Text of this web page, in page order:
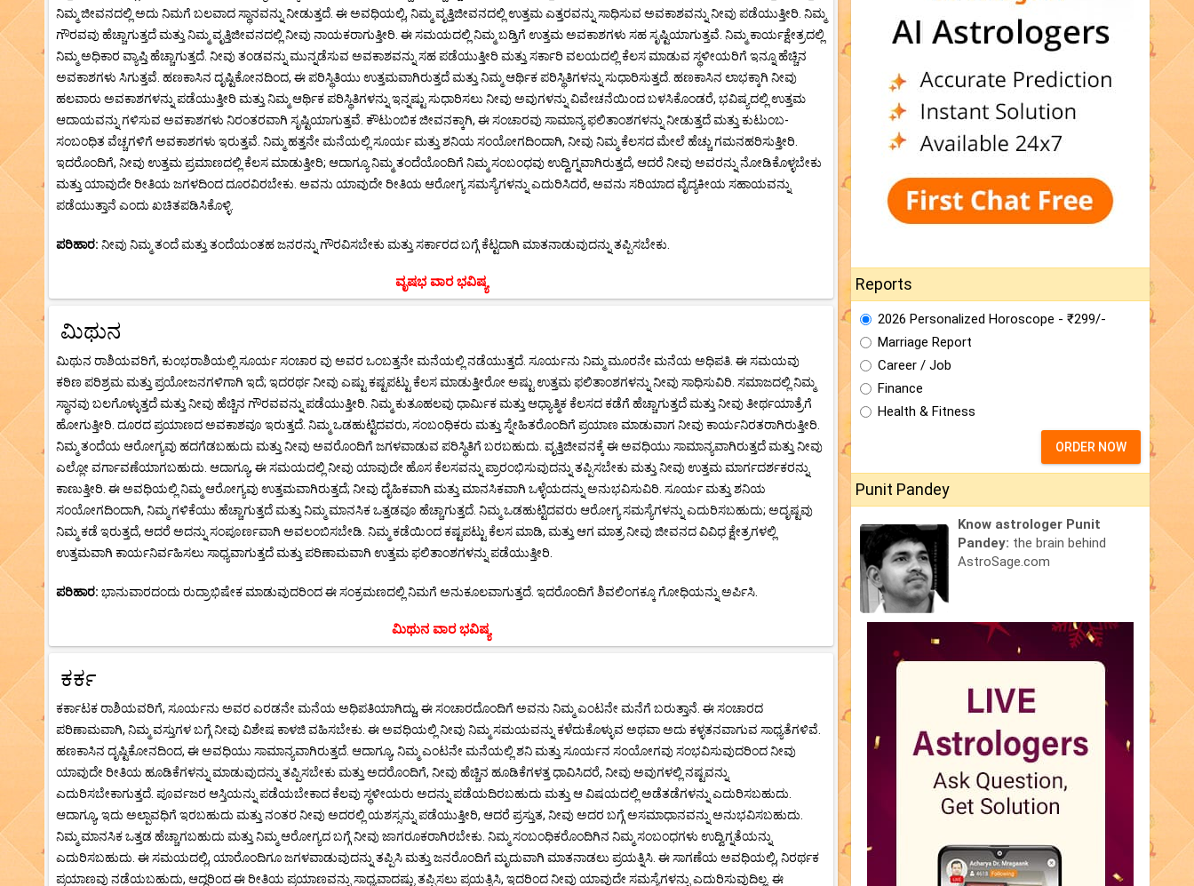
ನಿಮ್ಮ ಜೀವನದಲ್ಲಿ ಅದು ನಿಮಗೆ ಬಲವಾದ ಸ್ಥಾನವನ್ನು ನೀಡುತ್ತದೆ. ಈ ಅವಧಿಯಲ್ಲಿ, ನಿಮ್ಮ ವೃತ್ತಿಜೀವನದಲ್ಲಿ ಉತ್ತಮ ಎತ್ತರವನ್ನು ಸಾಧಿಸುವ ಅವಕಾಶವನ್ನು ನೀವು ಪಡೆಯುತ್ತೀರಿ. ನಿಮ್ಮ
ಗೌರವವು ಹೆಚ್ಚಾಗುತ್ತದೆ ಮತ್ತು ನಿಮ್ಮ ವೃತ್ತಿಜೀವನದಲ್ಲಿ ನೀವು ನಾಯಕರಾಗುತ್ತೀರಿ. ಈ ಸಮಯದಲ್ಲಿ ನಿಮ್ಮ ಬಡ್ತಿಗೆ ಉತ್ತಮ ಅವಕಾಶಗಳು ಸಹ ಸೃಷ್ಟಿಯಾಗುತ್ತವೆ. ನಿಮ್ಮ ಕಾರ್ಯಕ್ಷೇತ್ರದಲ್ಲಿ
ನಿಮ್ಮ ಅಧಿಕಾರ ವ್ಯಾಪ್ತಿ ಹೆಚ್ಚಾಗುತ್ತದೆ. ನೀವು ತಂಡವನ್ನು ಮುನ್ನಡೆಸುವ ಅವಕಾಶವನ್ನು ಸಹ ಪಡೆಯುತ್ತೀರಿ ಮತ್ತು ಸರ್ಕಾರಿ ವಲಯದಲ್ಲಿ ಕೆಲಸ ಮಾಡುವ ಸ್ಥಳೀಯರಿಗೆ ಇನ್ನೂ ಹೆಚ್ಚಿನ
ಅವಕಾಶಗಳು ಸಿಗುತ್ತವೆ. ಹಣಕಾಸಿನ ದೃಷ್ಟಿಕೋನದಿಂದ, ಈ ಪರಿಸ್ಥಿತಿಯು ಉತ್ತಮವಾಗಿರುತ್ತದೆ ಮತ್ತು ನಿಮ್ಮ ಆರ್ಥಿಕ ಪರಿಸ್ಥಿತಿಗಳನ್ನು ಸುಧಾರಿಸುತ್ತದೆ. ಹಣಕಾಸಿನ ಲಾಭಕ್ಕಾಗಿ ನೀವು
ಹಲವಾರು ಅವಕಾಶಗಳನ್ನು ಪಡೆಯುತ್ತೀರಿ ಮತ್ತು ನಿಮ್ಮ ಆರ್ಥಿಕ ಪರಿಸ್ಥಿತಿಗಳನ್ನು ಇನ್ನಷ್ಟು ಸುಧಾರಿಸಲು ನೀವು ಅವುಗಳನ್ನು ವಿವೇಚನೆಯಿಂದ ಬಳಸಿಕೊಂಡರೆ, ಭವಿಷ್ಯದಲ್ಲಿ ಉತ್ತಮ
ಆದಾಯವನ್ನು ಗಳಿಸುವ ಅವಕಾಶಗಳು ನಿರಂತರವಾಗಿ ಸೃಷ್ಟಿಯಾಗುತ್ತವೆ. ಕೌಟುಂಬಿಕ ಜೀವನಕ್ಕಾಗಿ, ಈ ಸಂಚಾರವು ಸಾಮಾನ್ಯ ಫಲಿತಾಂಶಗಳನ್ನು ನೀಡುತ್ತದೆ ಮತ್ತು ಕುಟುಂಬ-
ಸಂಬಂಧಿತ ವೆಚ್ಚಗಳಿಗೆ ಅವಕಾಶಗಳು ಇರುತ್ತವೆ. ನಿಮ್ಮ ಹತ್ತನೇ ಮನೆಯಲ್ಲಿ ಸೂರ್ಯ ಮತ್ತು ಶನಿಯ ಸಂಯೋಗದಿಂದಾಗಿ, ನೀವು ನಿಮ್ಮ ಕೆಲಸದ ಮೇಲೆ ಹೆಚ್ಚು ಗಮನಹರಿಸುತ್ತೀರಿ.
ಇದರೊಂದಿಗೆ, ನೀವು ಉತ್ತಮ ಪ್ರಮಾಣದಲ್ಲಿ ಕೆಲಸ ಮಾಡುತ್ತೀರಿ; ಆದಾಗ್ಯೂ ನಿಮ್ಮ ತಂದೆಯೊಂದಿಗೆ ನಿಮ್ಮ ಸಂಬಂಧವು ಉದ್ವಿಗ್ನವಾಗಿರುತ್ತದೆ, ಆದರೆ ನೀವು ಅವರನ್ನು ನೋಡಿಕೊಳ್ಳಬೇಕು
ಮತ್ತು ಯಾವುದೇ ರೀತಿಯ ಜಗಳದಿಂದ ದೂರವಿರಬೇಕು. ಅವನು ಯಾವುದೇ ರೀತಿಯ ಆರೋಗ್ಯ ಸಮಸ್ಯೆಗಳನ್ನು ಎದುರಿಸಿದರೆ, ಅವನು ಸರಿಯಾದ ವೈದ್ಯಕೀಯ ಸಹಾಯವನ್ನು
ಪಡೆಯುತ್ತಾನೆ ಎಂದು ಖಚಿತಪಡಿಸಿಕೊಳ್ಳಿ.
ಪರಿಹಾರ: ನೀವು ನಿಮ್ಮ ತಂದೆ ಮತ್ತು ತಂದೆಯಂತಹ ಜನರನ್ನು ಗೌರವಿಸಬೇಕು ಮತ್ತು ಸರ್ಕಾರದ ಬಗ್ಗೆ ಕೆಟ್ಟದಾಗಿ ಮಾತನಾಡುವುದನ್ನು ತಪ್ಪಿಸಬೇಕು.
ವೃಷಭ ವಾರ ಭವಿಷ್ಯ
ಮಿಥುನ
ಮಿಥುನ ರಾಶಿಯವರಿಗೆ, ಕುಂಭರಾಶಿಯಲ್ಲಿ ಸೂರ್ಯ ಸಂಚಾರ ವು ಅವರ ಒಂಬತ್ತನೇ ಮನೆಯಲ್ಲಿ ನಡೆಯುತ್ತದೆ. ಸೂರ್ಯನು ನಿಮ್ಮ ಮೂರನೇ ಮನೆಯ ಅಧಿಪತಿ. ಈ ಸಮಯವು
ಕಠಿಣ ಪರಿಶ್ರಮ ಮತ್ತು ಪ್ರಯೋಜನಗಳಿಗಾಗಿ ಇದೆ; ಇದರರ್ಥ ನೀವು ಎಷ್ಟು ಕಷ್ಟಪಟ್ಟು ಕೆಲಸ ಮಾಡುತ್ತೀರೋ ಅಷ್ಟು ಉತ್ತಮ ಫಲಿತಾಂಶಗಳನ್ನು ನೀವು ಸಾಧಿಸುವಿರಿ. ಸಮಾಜದಲ್ಲಿ ನಿಮ್ಮ
ಸ್ಥಾನವು ಬಲಗೊಳ್ಳುತ್ತದೆ ಮತ್ತು ನೀವು ಹೆಚ್ಚಿನ ಗೌರವವನ್ನು ಪಡೆಯುತ್ತೀರಿ. ನಿಮ್ಮ ಕುತೂಹಲವು ಧಾರ್ಮಿಕ ಮತ್ತು ಆಧ್ಯಾತ್ಮಿಕ ಕೆಲಸದ ಕಡೆಗೆ ಹೆಚ್ಚಾಗುತ್ತದೆ ಮತ್ತು ನೀವು ತೀರ್ಥಯಾತ್ರೆಗೆ
ಹೋಗುತ್ತೀರಿ. ದೂರದ ಪ್ರಯಾಣದ ಅವಕಾಶವೂ ಇರುತ್ತದೆ. ನಿಮ್ಮ ಒಡಹುಟ್ಟಿದವರು, ಸಂಬಂಧಿಕರು ಮತ್ತು ಸ್ನೇಹಿತರೊಂದಿಗೆ ಪ್ರಯಾಣ ಮಾಡುವಾಗ ನೀವು ಕಾರ್ಯನಿರತರಾಗಿರುತ್ತೀರಿ.
ನಿಮ್ಮ ತಂದೆಯ ಆರೋಗ್ಯವು ಹದಗೆಡಬಹುದು ಮತ್ತು ನೀವು ಅವರೊಂದಿಗೆ ಜಗಳವಾಡುವ ಪರಿಸ್ಥಿತಿಗೆ ಬರಬಹುದು. ವೃತ್ತಿಜೀವನಕ್ಕೆ ಈ ಅವಧಿಯು ಸಾಮಾನ್ಯವಾಗಿರುತ್ತದೆ ಮತ್ತು ನೀವು
ಎಲ್ಲೋ ವರ್ಗಾವಣೆಯಾಗಬಹುದು. ಆದಾಗ್ಯೂ, ಈ ಸಮಯದಲ್ಲಿ ನೀವು ಯಾವುದೇ ಹೊಸ ಕೆಲಸವನ್ನು ಪ್ರಾರಂಭಿಸುವುದನ್ನು ತಪ್ಪಿಸಬೇಕು ಮತ್ತು ನೀವು ಉತ್ತಮ ಮಾರ್ಗದರ್ಶಕರನ್ನು
ಕಾಣುತ್ತೀರಿ. ಈ ಅವಧಿಯಲ್ಲಿ ನಿಮ್ಮ ಆರೋಗ್ಯವು ಉತ್ತಮವಾಗಿರುತ್ತದೆ; ನೀವು ದೈಹಿಕವಾಗಿ ಮತ್ತು ಮಾನಸಿಕವಾಗಿ ಒಳ್ಳೆಯದನ್ನು ಅನುಭವಿಸುವಿರಿ. ಸೂರ್ಯ ಮತ್ತು ಶನಿಯ
ಸಂಯೋಗದಿಂದಾಗಿ, ನಿಮ್ಮ ಗಳಿಕೆಯು ಹೆಚ್ಚಾಗುತ್ತದೆ ಮತ್ತು ನಿಮ್ಮ ಮಾನಸಿಕ ಒತ್ತಡವೂ ಹೆಚ್ಚಾಗುತ್ತದೆ. ನಿಮ್ಮ ಒಡಹುಟ್ಟಿದವರು ಆರೋಗ್ಯ ಸಮಸ್ಯೆಗಳನ್ನು ಎದುರಿಸಬಹುದು; ಅದೃಷ್ಟವು
ನಿಮ್ಮ ಕಡೆ ಇರುತ್ತದೆ, ಆದರೆ ಅದನ್ನು ಸಂಪೂರ್ಣವಾಗಿ ಅವಲಂಬಿಸಬೇಡಿ. ನಿಮ್ಮ ಕಡೆಯಿಂದ ಕಷ್ಟಪಟ್ಟು ಕೆಲಸ ಮಾಡಿ, ಮತ್ತು ಆಗ ಮಾತ್ರ ನೀವು ಜೀವನದ ವಿವಿಧ ಕ್ಷೇತ್ರಗಳಲ್ಲಿ
ಉತ್ತಮವಾಗಿ ಕಾರ್ಯನಿರ್ವಹಿಸಲು ಸಾಧ್ಯವಾಗುತ್ತದೆ ಮತ್ತು ಪರಿಣಾಮವಾಗಿ ಉತ್ತಮ ಫಲಿತಾಂಶಗಳನ್ನು ಪಡೆಯುತ್ತೀರಿ.
ಪರಿಹಾರ: ಭಾನುವಾರದಂದು ರುದ್ರಾಭಿಷೇಕ ಮಾಡುವುದರಿಂದ ಈ ಸಂಕ್ರಮಣದಲ್ಲಿ ನಿಮಗೆ ಅನುಕೂಲವಾಗುತ್ತದೆ. ಇದರೊಂದಿಗೆ ಶಿವಲಿಂಗಕ್ಕೂ ಗೋಧಿಯನ್ನು ಅರ್ಪಿಸಿ.
ಮಿಥುನ ವಾರ ಭವಿಷ್ಯ
ಕರ್ಕ
ಕರ್ಕಾಟಕ ರಾಶಿಯವರಿಗೆ, ಸೂರ್ಯನು ಅವರ ಎರಡನೇ ಮನೆಯ ಅಧಿಪತಿಯಾಗಿದ್ದು, ಈ ಸಂಚಾರದೊಂದಿಗೆ ಅವನು ನಿಮ್ಮ ಎಂಟನೇ ಮನೆಗೆ ಬರುತ್ತಾನೆ. ಈ ಸಂಚಾರದ
ಪರಿಣಾಮವಾಗಿ, ನಿಮ್ಮ ವಸ್ತುಗಳ ಬಗ್ಗೆ ನೀವು ವಿಶೇಷ ಕಾಳಜಿ ವಹಿಸಬೇಕು. ಈ ಅವಧಿಯಲ್ಲಿ ನೀವು ನಿಮ್ಮ ಸಮಯವನ್ನು ಕಳೆದುಕೊಳ್ಳುವ ಅಥವಾ ಅದು ಕಳ್ಳತನವಾಗುವ ಸಾಧ್ಯತೆಗಳಿವೆ.
ಹಣಕಾಸಿನ ದೃಷ್ಟಿಕೋನದಿಂದ, ಈ ಅವಧಿಯು ಸಾಮಾನ್ಯವಾಗಿರುತ್ತದೆ. ಆದಾಗ್ಯೂ, ನಿಮ್ಮ ಎಂಟನೇ ಮನೆಯಲ್ಲಿ ಶನಿ ಮತ್ತು ಸೂರ್ಯನ ಸಂಯೋಗವು ಸಂಭವಿಸುವುದರಿಂದ ನೀವು
ಯಾವುದೇ ರೀತಿಯ ಹೂಡಿಕೆಗಳನ್ನು ಮಾಡುವುದನ್ನು ತಪ್ಪಿಸಬೇಕು ಮತ್ತು ಅದರೊಂದಿಗೆ, ನೀವು ಹೆಚ್ಚಿನ ಹೂಡಿಕೆಗಳತ್ತ ಧಾವಿಸಿದರೆ, ನೀವು ಅವುಗಳಲ್ಲಿ ನಷ್ಟವನ್ನು
ಎದುರಿಸಬೇಕಾಗುತ್ತದೆ. ಪೂರ್ವಜರ ಆಸ್ತಿಯನ್ನು ಪಡೆಯಬೇಕಾದ ಕೆಲವು ಸ್ಥಳೀಯರು ಅದನ್ನು ಪಡೆಯದಿರಬಹುದು ಮತ್ತು ಆ ವಿಷಯದಲ್ಲಿ ಅಡೆತಡೆಗಳನ್ನು ಎದುರಿಸಬಹುದು.
ಆದಾಗ್ಯೂ, ಇದು ಅಲ್ಪಾವಧಿಗೆ ಇರಬಹುದು ಮತ್ತು ನಂತರ ನೀವು ಅದರಲ್ಲಿ ಯಶಸ್ಸನ್ನು ಪಡೆಯುತ್ತೀರಿ, ಆದರೆ ಪ್ರಸ್ತುತ, ನೀವು ಅದರ ಬಗ್ಗೆ ಅಸಮಾಧಾನವನ್ನು ಅನುಭವಿಸಬಹುದು.
ನಿಮ್ಮ ಮಾನಸಿಕ ಒತ್ತಡ ಹೆಚ್ಚಾಗಬಹುದು ಮತ್ತು ನಿಮ್ಮ ಆರೋಗ್ಯದ ಬಗ್ಗೆ ನೀವು ಜಾಗರೂಕರಾಗಿರಬೇಕು. ನಿಮ್ಮ ಸಂಬಂಧಿಕರೊಂದಿಗಿನ ನಿಮ್ಮ ಸಂಬಂಧಗಳು ಉದ್ವಿಗ್ನತೆಯನ್ನು
ಎದುರಿಸಬಹುದು. ಈ ಸಮಯದಲ್ಲಿ, ಯಾರೊಂದಿಗೂ ಜಗಳವಾಡುವುದನ್ನು ತಪ್ಪಿಸಿ ಮತ್ತು ಜನರೊಂದಿಗೆ ಮೃದುವಾಗಿ ಮಾತನಾಡಲು ಪ್ರಯತ್ನಿಸಿ. ಈ ಸಾಗಣೆಯ ಅವಧಿಯಲ್ಲಿ, ನಿರರ್ಥಕ
ಪ್ರಯಾಣವು ನಡೆಯಬಹುದು, ಆದ್ದರಿಂದ ಈ ರೀತಿಯ ಪ್ರಯಾಣವನ್ನು ಸಾಧ್ಯವಾದಷ್ಟು ತಪ್ಪಿಸಲು ಪ್ರಯತ್ನಿಸಿ, ಇದರಿಂದ ನೀವು ಯಾವುದೇ ಸಮಸ್ಯೆಗಳನ್ನು ಎದುರಿಸುವುದಿಲ್ಲ. ಈ
Reports
2026 Personalized Horoscope - ₹299/-
Marriage Report
Career / Job
Finance
Health & Fitness
ORDER NOW
Punit Pandey
Know astrologer Punit
Pandey: the brain behind
AstroSage.com